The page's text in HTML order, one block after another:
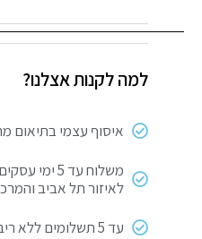
אסלה
ניקל
למה לקנות אצלנו?
איסוף עצמי בתיאום
משלוח עד 5 ימי עסקים
לאיזור תל אביב
עד 5 תשלומים ללא ריבית